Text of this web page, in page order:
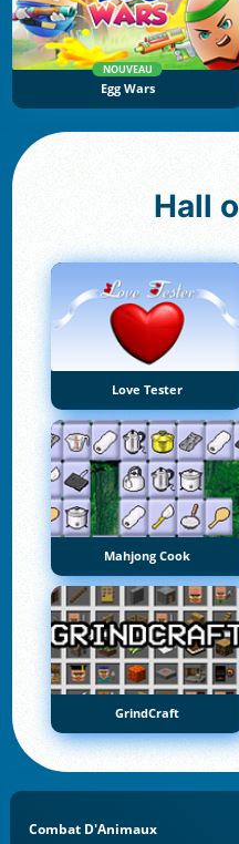
NOUVEAU
Egg Wars
Hall
Love Tester
Mahjong Cook
GrindCraft
Combat D'Animaux